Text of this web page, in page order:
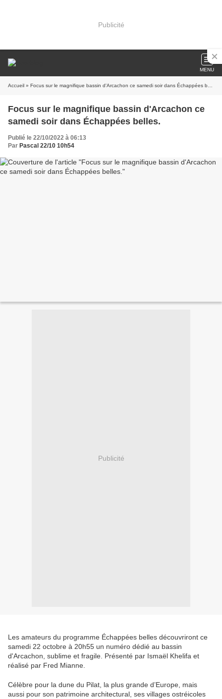
Publicité
MENU
Accueil » Focus sur le magnifique bassin d'Arcachon ce samedi soir dans Échappées belles.
Focus sur le magnifique bassin d'Arcachon ce
samedi soir dans Échappées belles.
Publié le 22/10/2022 à 06:13
Par Pascal 22/10 10h54
Publicité
Les amateurs du programme Échappées belles découvriront ce
samedi 22 octobre à 20h55 un numéro dédié au bassin
d'Arcachon, sublime et fragile. Présenté par Ismaël Khelifa et
réalisé par Fred Mianne.
Célèbre pour la dune du Pilat, la plus grande d’Europe, mais
aussi pour son patrimoine architectural, ses villages ostréicoles